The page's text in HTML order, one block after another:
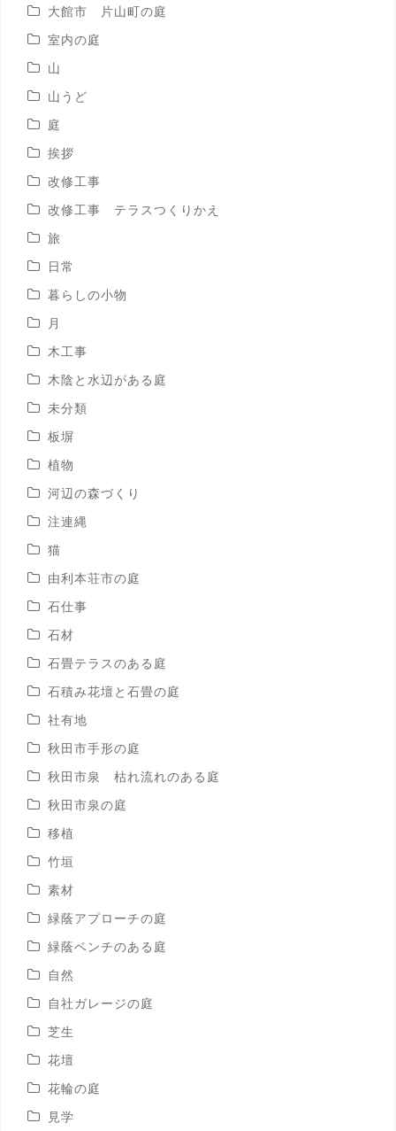
大館市 片山町の庭
室内の庭
山
山うど
庭
挨拶
改修工事
改修工事 テラスつくりかえ
旅
日常
暮らしの小物
月
木工事
木陰と水辺がある庭
未分類
板塀
植物
河辺の森づくり
注連縄
猫
由利本荘市の庭
石仕事
石材
石畳テラスのある庭
石積み花壇と石畳の庭
社有地
秋田市手形の庭
秋田市泉 枯れ流れのある庭
秋田市泉の庭
移植
竹垣
素材
緑蔭アプローチの庭
緑蔭ベンチのある庭
自然
自社ガレージの庭
芝生
花壇
花輪の庭
見学